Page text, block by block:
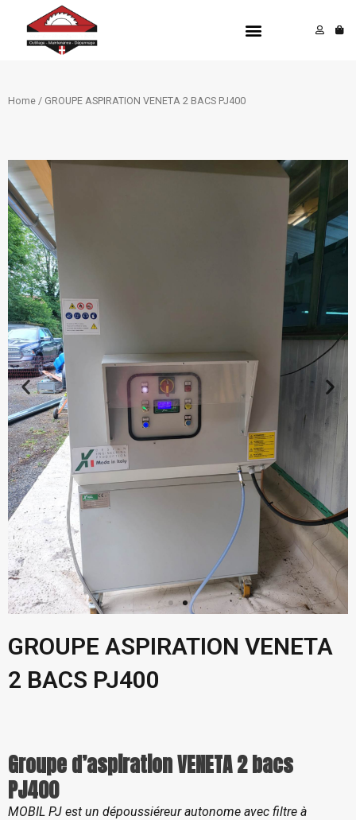
contenu
Menu
Home / GROUPE ASPIRATION VENETA 2 BACS PJ400
GROUPE ASPIRATION VENETA
2 BACS PJ400
Groupe d’aspiration VENETA 2 bacs
PJ400
MOBIL PJ est un dépoussiéreur autonome avec filtre à